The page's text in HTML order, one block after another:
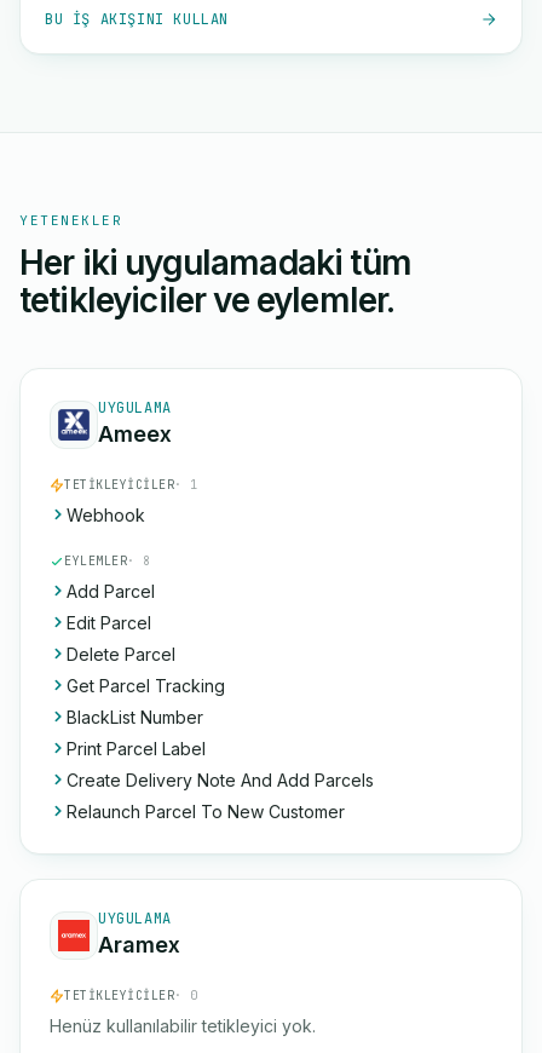
BU IŞ AKIŞINI KULLAN
YETENEKLER
Her iki uygulamadaki tüm
tetikleyiciler ve eylemler.
UYGULAMA
Ameex
TETIKLEYICILER· 1
Webhook
EYLEMLER· 8
Add Parcel
Edit Parcel
Delete Parcel
Get Parcel Tracking
BlackList Number
Print Parcel Label
Create Delivery Note And Add Parcels
Relaunch Parcel To New Customer
UYGULAMA
Aramex
TETIKLEYICILER· 0
Henüz kullanılabilir tetikleyici yok.